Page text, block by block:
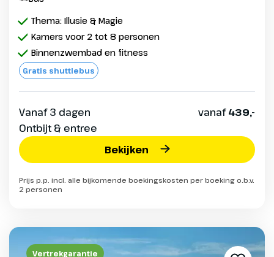
Thema: Illusie & Magie
Kamers voor 2 tot 8 personen
Binnenzwembad en fitness
Gratis shuttlebus
Vanaf 3 dagen
Ontbijt & entree
vanaf439,-
Bekijken
Prijs p.p. incl. alle bijkomende boekingskosten per boeking o.b.v.
2 personen
Vertrekgarantie